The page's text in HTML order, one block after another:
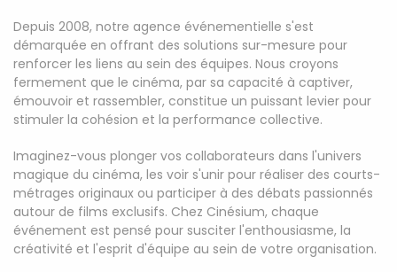
Depuis 2008, notre agence événementielle s'est
démarquée en offrant des solutions sur-mesure pour
renforcer les liens au sein des équipes. Nous croyons
fermement que le cinéma, par sa capacité à captiver,
émouvoir et rassembler, constitue un puissant levier pour
stimuler la cohésion et la performance collective.
Imaginez-vous plonger vos collaborateurs dans l'univers
magique du cinéma, les voir s'unir pour réaliser des courts-
métrages originaux ou participer à des débats passionnés
autour de films exclusifs. Chez Cinésium, chaque
événement est pensé pour susciter l'enthousiasme, la
créativité et l'esprit d'équipe au sein de votre organisation.